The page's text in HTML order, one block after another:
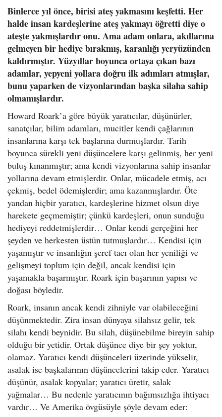
Binlerce yıl önce, birisi ateş yakmasını keşfetti. Her
halde insan kardeşlerine ateş yakmayı öğretti diye o
ateşte yakmışlardır onu. Ama adam onlara, akıllarına
gelmeyen bir hediye bırakmış, karanlığı yeryüzünden
kaldırmıştır. Yüzyıllar boyunca ortaya çıkan bazı
adamlar, yepyeni yollara doğru ilk adımları atmışlar,
bunu yaparken de vizyonlarından başka silaha sahip
olmamışlardır.
Howard Roark’a göre büyük yaratıcılar, düşünürler,
sanatçılar, bilim adamları, mucitler kendi çağlarının
insanlarına karşı tek başlarına durmuşlardır. Tarih
boyunca sürekli yeni düşüncelere karşı gelinmiş, her yeni
buluş kınanmıştır; ama kendi vizyonlarına sahip insanlar
yollarına devam etmişlerdir. Onlar, mücadele etmiş, acı
çekmiş, bedel ödemişlerdir; ama kazanmışlardır. Öte
yandan hiçbir yaratıcı, kardeşlerine hizmet olsun diye
harekete geçmemiştir; çünkü kardeşleri, onun sunduğu
hediyeyi reddetmişlerdir… Onlar kendi gerçeğini her
şeyden ve herkesten üstün tutmuşlardır… Kendisi için
yaşamıştır ve insanlığın şeref tacı olan her yeniliği ve
gelişmeyi toplum için değil, ancak kendisi için
yaşamakla başarmıştır. Roark için başarının yapısı ve
doğası böyledir.
Roark, insanın ancak kendi zihniyle var olabileceğini
düşünmektedir. Zira insan dünyaya silahsız gelir, tek
silahı kendi beynidir. Bu silah, düşünebilme bireyin sahip
olduğu bir yetidir. Ortak düşünce diye bir şey yoktur,
olamaz. Yaratıcı kendi düşünceleri üzerinde yükselir,
asalak ise başkalarının düşüncelerini takip eder. Yaratıcı
düşünür, asalak kopyalar; yaratıcı üretir, salak
yağmalar… Bu nedenle yaratıcının bağımsızlığa ihtiyacı
vardır… Ve Amerika övgüsüyle şöyle devam eder: